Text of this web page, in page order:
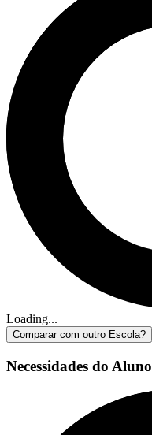
Loading...
Comparar com outro Escola?
Necessidades do Aluno